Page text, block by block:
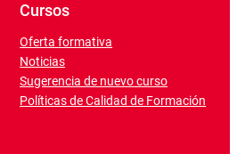
Cursos
Oferta formativa
Noticias
Sugerencia de nuevo curso
Políticas de Calidad de Formación